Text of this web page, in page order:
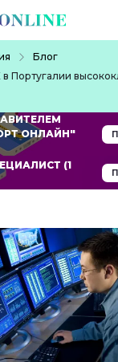
Блог
Португалии
ОНЛАЙН"
(1